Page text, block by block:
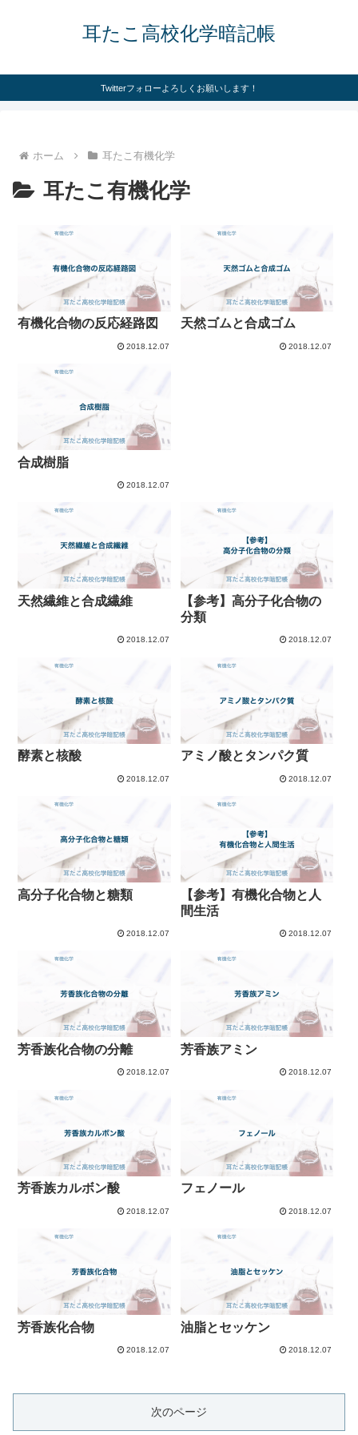
耳たこ高校化学暗記帳
Twitterフォローよろしくお願いします！
ホーム 耳たこ有機化学
耳たこ有機化学
有機化合物の反応経路図
2018.12.07
天然ゴムと合成ゴム
2018.12.07
合成樹脂
2018.12.07
天然繊維と合成繊維
2018.12.07
【参考】高分子化合物の
分類
2018.12.07
酵素と核酸
2018.12.07
アミノ酸とタンパク質
2018.12.07
高分子化合物と糖類
2018.12.07
【参考】有機化合物と人
間生活
2018.12.07
芳香族化合物の分離
2018.12.07
芳香族アミン
2018.12.07
芳香族カルボン酸
2018.12.07
フェノール
2018.12.07
芳香族化合物
2018.12.07
油脂とセッケン
2018.12.07
次のページ